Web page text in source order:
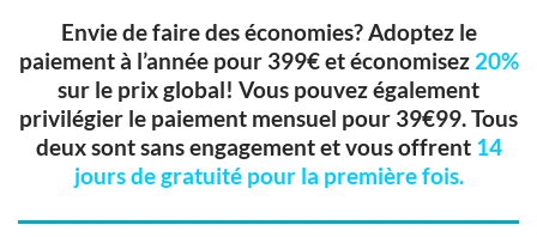
Envie de faire des économies? Adoptez le
paiement à l’année pour 399€ et économisez 20%
sur le prix global! Vous pouvez également
privilégier le paiement mensuel pour 39€99. Tous
deux sont sans engagement et vous offrent 14
jours de gratuité pour la première fois.